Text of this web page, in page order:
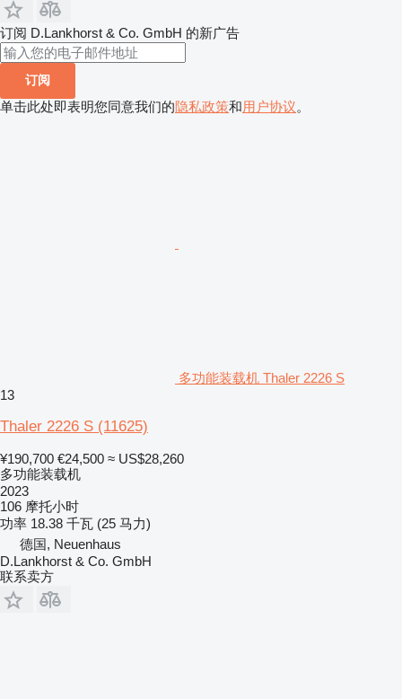
订阅 D.Lankhorst & Co. GmbH 的新广告
订阅
单击此处即表明您同意我们的隐私政策和用户协议。
多功能装载机 Thaler 2226 S
13
Thaler 2226 S (11625)
¥190,700 €24,500 ≈ US$28,260
多功能装载机
2023
106 摩托小时
功率 18.38 千瓦 (25 马力)
德国, Neuenhaus
D.Lankhorst & Co. GmbH
联系卖方